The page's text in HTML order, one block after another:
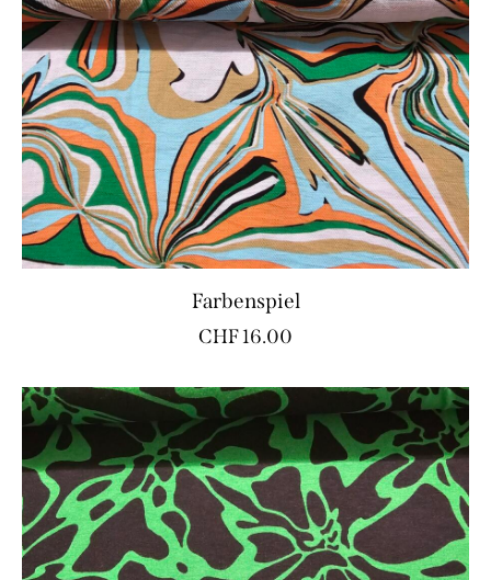
Farbenspiel
CHF16.00